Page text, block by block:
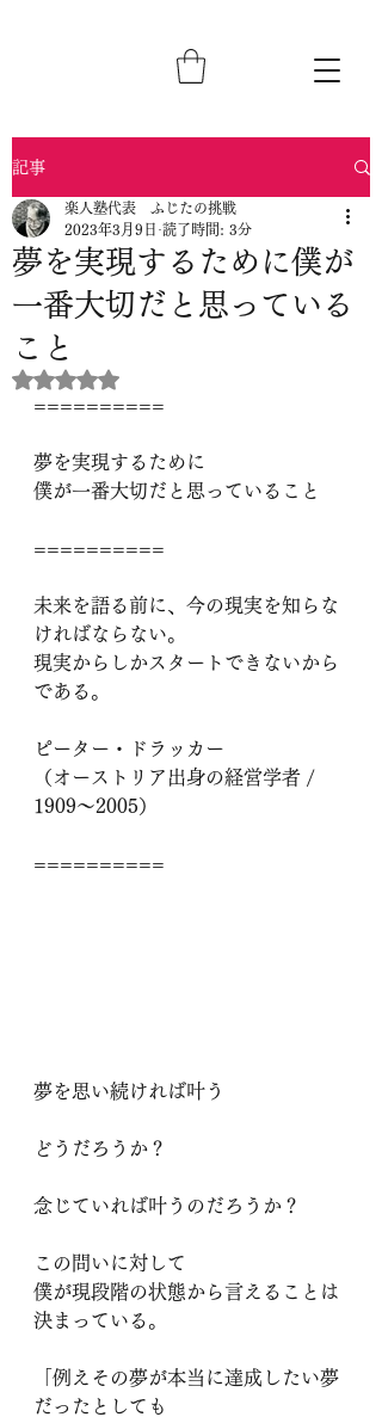
記事
夢を実現するために僕が
一番大切だと思っている
こと
楽人塾代表 ふじたの挑戦
2023年3月9日 読了時間: 3分
5つ星のうちNaNと評価されています。
==========
夢を実現するために
僕が一番大切だと思っていること
==========
未来を語る前に、今の現実を知らな
ければならない。
現実からしかスタートできないから
である。
ピーター・ドラッカー
（オーストリア出身の経営学者 /
1909～2005）
==========
夢を思い続ければ叶う
どうだろうか？
念じていれば叶うのだろうか？
この問いに対して
僕が現段階の状態から言えることは
決まっている。
「例えその夢が本当に達成したい夢
だったとしても